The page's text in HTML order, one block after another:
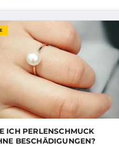
ICH PERLENSCHMUCK
BESCHÄDIGUNGEN?